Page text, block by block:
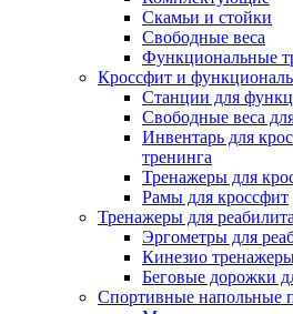
Скамьи и стойки
Свободные веса
Функциональные
Кроссфит и
Станции для
Свободные веса
Инвентарь для
тренинга
Тренажеры для
Рамы для кроссфит
Тренажеры для
Эргометры для
Кинезио
Беговые дорожки
Спортивные напольные